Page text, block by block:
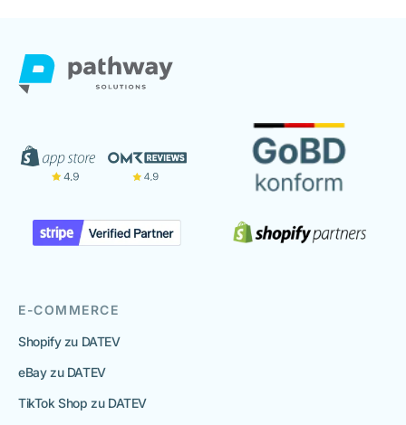
E-COMMERCE
Shopify zu DATEV
eBay zu DATEV
TikTok Shop zu DATEV